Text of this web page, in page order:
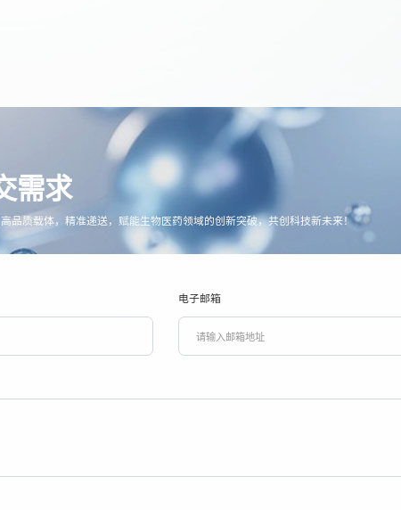
需求
品质载体，精准递送，赋能生物医药领域的创新突破，共创科技新未来！
电子邮箱